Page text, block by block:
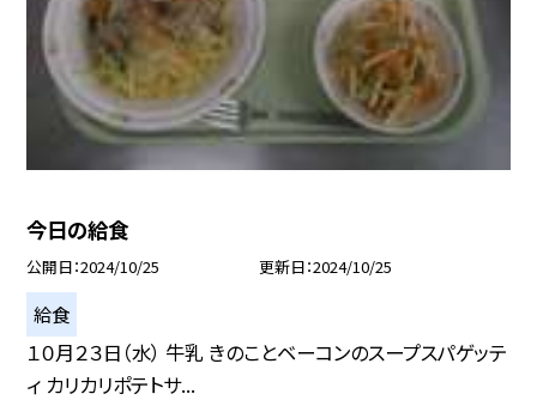
今日の給食
公開日 2024/10/25 更新日 2024/10/25
給食
１０月２３日（水） 牛乳 きのことベーコンのスープスパゲッテ
ィ カリカリポテトサ...